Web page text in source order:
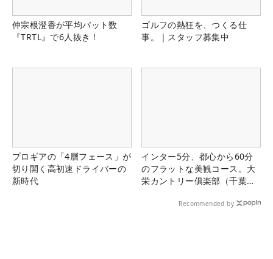
仲宗根澄香が平均パット数
『TRTL』で6人抜き！
ゴルフの熱狂を、つくる仕
事。｜スタッフ募集中
プロギアの「4層フェース」が
切り開く高初速ドライバーの
新時代
インター5分、都心から60分
のフラットな美観コース。大
栄カントリー俱楽部（千葉
Recommended by